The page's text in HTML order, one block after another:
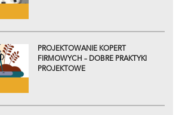
PROJEKTOWANIE KOPERT
FIRMOWYCH – DOBRE PRAKTYKI
PROJEKTOWE